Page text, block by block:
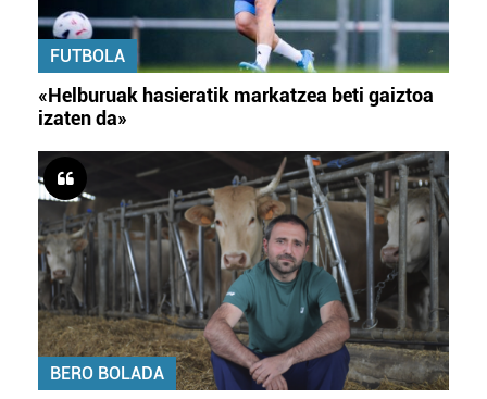
FUTBOLA
«Helburuak hasieratik markatzea beti gaiztoa
izaten da»
BERO BOLADA